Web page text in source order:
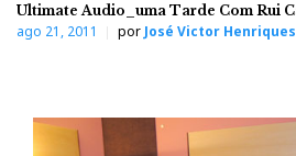
Ultimate Audio_uma Tarde Com Rui
ago 21, 2011 por José Victor Henriques